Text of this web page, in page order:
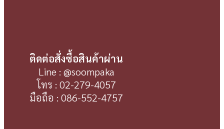
ติดต่อสั่งซื้อสินค้าผ่าน
Line : @soompaka
โทร : 02-279-4057
มือถือ : 086-552-4757